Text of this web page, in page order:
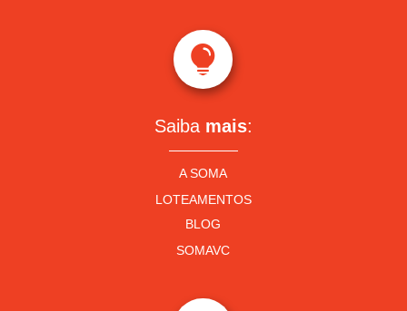

Saiba mais:
A SOMA
LOTEAMENTOS
BLOG
SOMAVC